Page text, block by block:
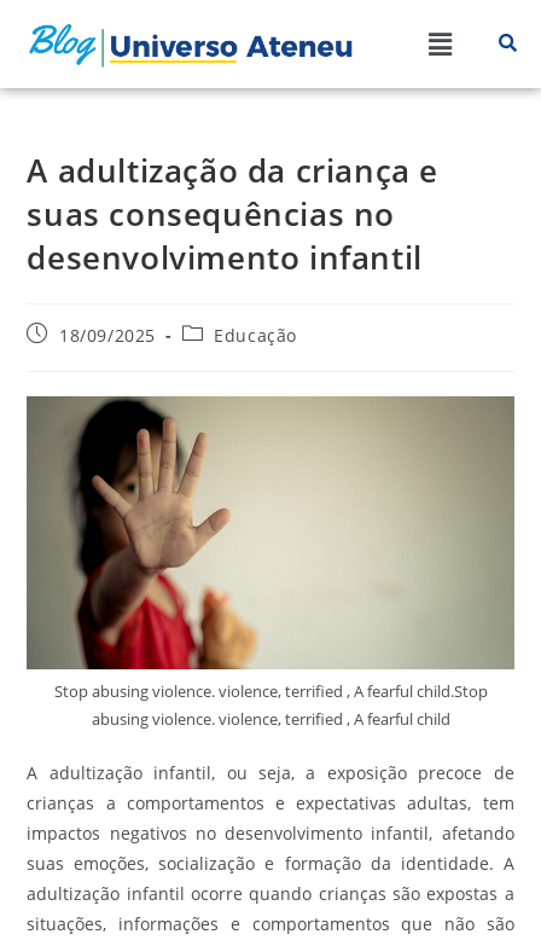
A adultização da criança e
suas consequências no
desenvolvimento infantil
18/09/2025 Educação
Stop abusing violence. violence, terrified , A fearful child.Stop
abusing violence. violence, terrified , A fearful child
A adultização infantil, ou seja, a exposição precoce de
crianças a comportamentos e expectativas adultas, tem
impactos negativos no desenvolvimento infantil, afetando
suas emoções, socialização e formação da identidade. A
adultização infantil ocorre quando crianças são expostas a
situações, informações e comportamentos que não são